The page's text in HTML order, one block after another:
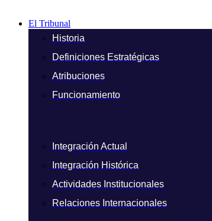
El Tribunal
Historia
Definiciones Estratégicas
Atribuciones
Funcionamiento
Integración Actual
Integración Histórica
Actividades Institucionales
Relaciones Internacionales